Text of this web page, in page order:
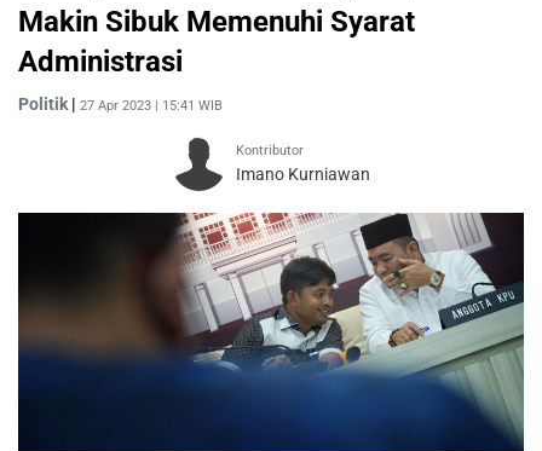
Makin Sibuk Memenuhi Syarat
Administrasi
Politik | 27 Apr 2023 | 15:41 WIB
Kontributor
Imano Kurniawan